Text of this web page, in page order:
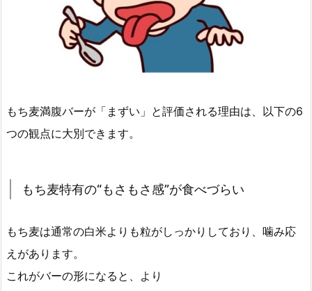
もち麦満腹バーが「まずい」と評価される理由は、以下の6
つの観点に大別できます。
もち麦特有の“もさもさ感”が食べづらい
もち麦は通常の白米よりも粒がしっかりしており、噛み応
えがあります。
これがバーの形になると、より